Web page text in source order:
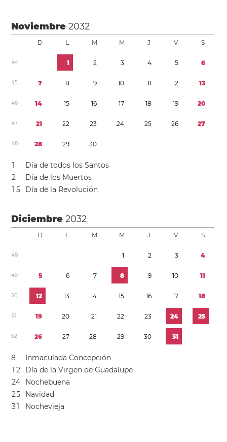
Noviembre2032
D L M M J V S
44 1 2 3 4 5 6
45 7 8 9 10 11 12 13
46 14 15 16 17 18 19 20
47 21 22 23 24 25 26 27
48 28 29 30
1
Día de todos los Santos
2
Día de los Muertos
1 5 Día de la Revolución
Diciembre2032
D L M M J V S
48 1 2 3 4
49 5 6 7 8 9 10 11
50 12 13 14 15 16 17 18
51 19 20 21 22 23 24 25
52 26 27 28 29 30 31
8
Inmaculada Concepción
1 2
Día de la Virgen de Guadalupe
24
Nochebuena
25
Navidad
31 Nochevieja